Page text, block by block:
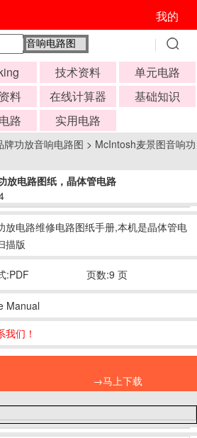
我的
技术资料
单元电路
料 在线计算器
基础知识
路 实用电路
牌功放音响电路图 > McIntosh麦景图音响功
电路图纸，晶体管电路
放电路维修电路图纸手册,本机是晶体管电
描版
:PDF 页数:9 页
Manual
们！
→马上下载